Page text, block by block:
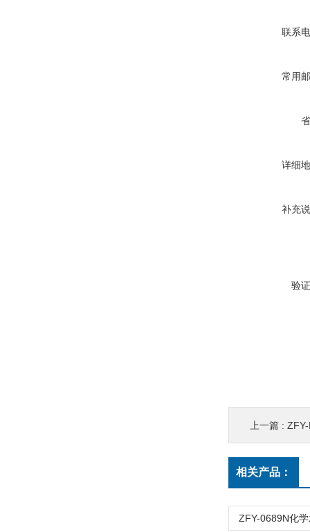
联系
常用
详细
补充
验
上一篇 :
相关产品：
ZFY-0689N化